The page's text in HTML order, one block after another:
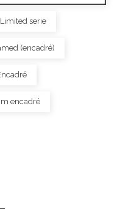
serie
(encadré)
encadré